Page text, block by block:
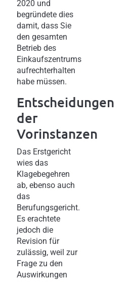
2020 und
begründete dies
damit, dass Sie
den gesamten
Betrieb des
Einkaufszentrums
aufrechterhalten
habe müssen.
Entscheidungen
der
Vorinstanzen
Das Erstgericht
wies das
Klagebegehren
ab, ebenso auch
das
Berufungsgericht.
Es erachtete
jedoch die
Revision für
zulässig, weil zur
Frage zu den
Auswirkungen